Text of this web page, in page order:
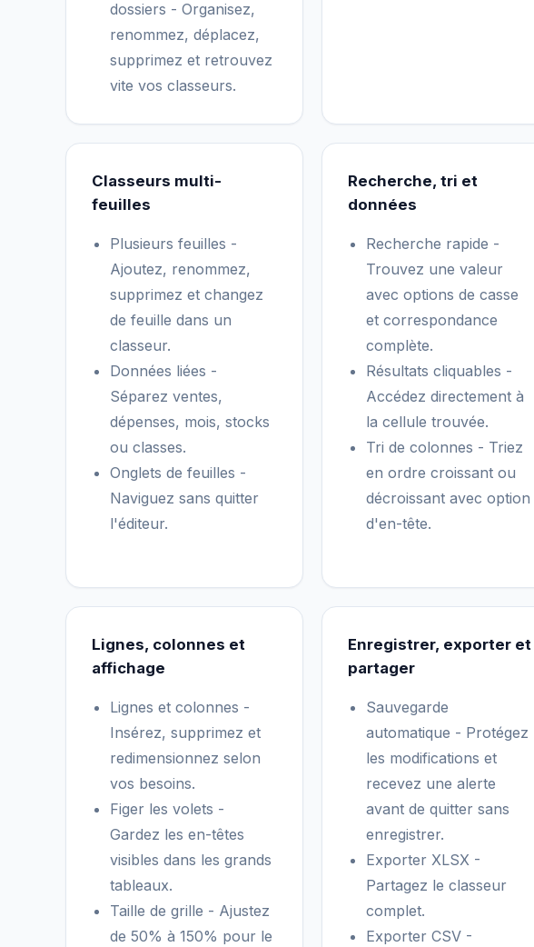
dossiers - Organisez,
renommez, déplacez,
supprimez et retrouvez
vite vos classeurs.
Classeurs multi-
feuilles
Plusieurs feuilles -
Ajoutez, renommez,
supprimez et changez
de feuille dans un
classeur.
Données liées -
Séparez ventes,
dépenses, mois, stocks
ou classes.
Onglets de feuilles -
Naviguez sans quitter
l'éditeur.
Recherche, tri et
données
Recherche rapide -
Trouvez une valeur
avec options de casse
et correspondance
complète.
Résultats cliquables -
Accédez directement à
la cellule trouvée.
Tri de colonnes - Triez
en ordre croissant ou
décroissant avec option
d'en-tête.
Lignes, colonnes et
affichage
Lignes et colonnes -
Insérez, supprimez et
redimensionnez selon
vos besoins.
Figer les volets -
Gardez les en-têtes
visibles dans les grands
tableaux.
Taille de grille - Ajustez
de 50% à 150% pour le
Enregistrer, exporter et
partager
Sauvegarde
automatique - Protégez
les modifications et
recevez une alerte
avant de quitter sans
enregistrer.
Exporter XLSX -
Partagez le classeur
complet.
Exporter CSV -